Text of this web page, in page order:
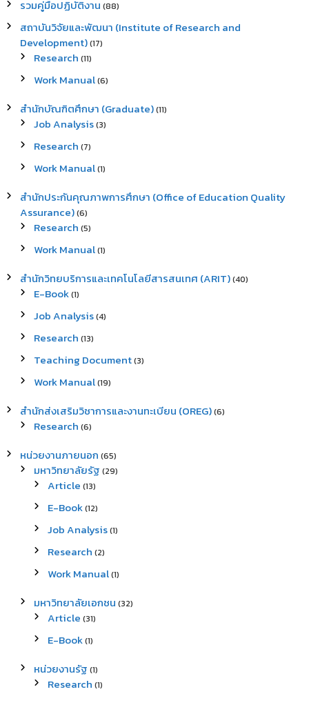
รวมคู่มือปฏิบัติงาน (88)
สถาบันวิจัยและพัฒนา (Institute of Research and
Development)(17)
Research (11)
Work Manual(6)
สำนักบัณฑิตศึกษา (Graduate)(11)
Job Analysis(3)
Research (7)
Work Manual(1)
สำนักประกันคุณภาพการศึกษา (Office of Education Quality
Assurance)(6)
Research (5)
Work Manual(1)
สำนักวิทยบริการและเทคโนโลยีสารสนเทศ (ARIT)(40)
E-Book(1)
Job Analysis(4)
Research (13)
Teaching Document(3)
Work Manual(19)
สำนักส่งเสริมวิชาการและงานทะเบียน (OREG)(6)
Research (6)
หน่วยงานภายนอก (65)
มหาวิทยาลัยรัฐ (29)
Article (13)
E-Book(12)
Job Analysis(1)
Research (2)
Work Manual(1)
มหาวิทยาลัยเอกชน (32)
Article (31)
E-Book(1)
หน่วยงานรัฐ (1)
Research (1)